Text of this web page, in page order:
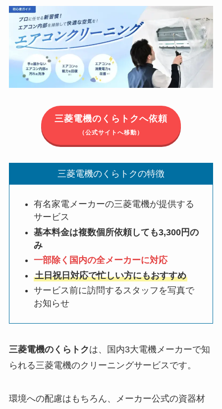
三菱電機のくらトクへ依頼
（公式サイトへ移動）
三菱電機のくらトクの特徴
有名家電メーカーの三菱電機が提供する
サービス
基本料金は複数個所依頼しても3,300円の
み
一部除く国内の全メーカーに対応
土日祝日対応で忙しい方にもおすすめ
サービス前に訪問するスタッフを写真で
お知らせ
三菱電機のくらトクは、国内3大電機メーカーで知
られる三菱電機のクリーニングサービスです。
環境への配慮はもちろん、メーカー公式の資器材